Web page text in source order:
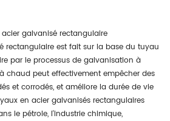
galvanisé rectangulaire
rectangulaire est fait sur la base du tuyau
par le processus de galvanisation à
chaud peut effectivement empêcher des
et corrodés, et améliore la durée de vie
en acier galvanisés rectangulaires
le pétrole, l'industrie chimique,